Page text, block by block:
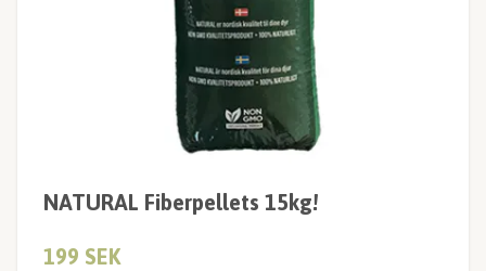
NATURAL Fiberpellets 15kg!
199 SEK